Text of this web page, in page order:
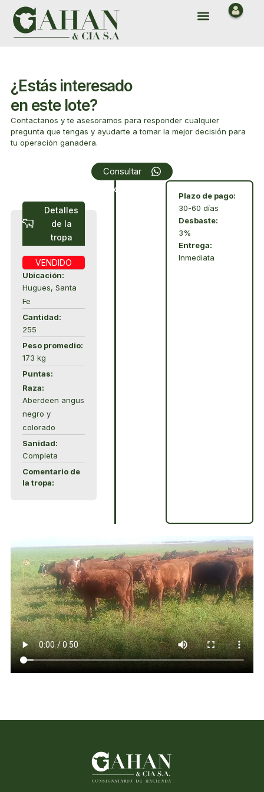
contenido
Menu
¿Estás interesado
en este lote?
Contactanos y te asesoramos para responder cualquier
pregunta que tengas y ayudarte a tomar la mejor decisión para
tu operación ganadera.
Consultar
Detalles
de la
tropa
VENDIDO
Ubicación:
Hugues, Santa
Fe
Cantidad:
255
Peso promedio:
173 kg
Puntas:
Raza:
Aberdeen angus
negro y
colorado
Sanidad:
Completa
Comentario de
la tropa:
Condiciones
Plazo de pago:
30-60 días
Desbaste:
3%
Entrega:
Inmediata